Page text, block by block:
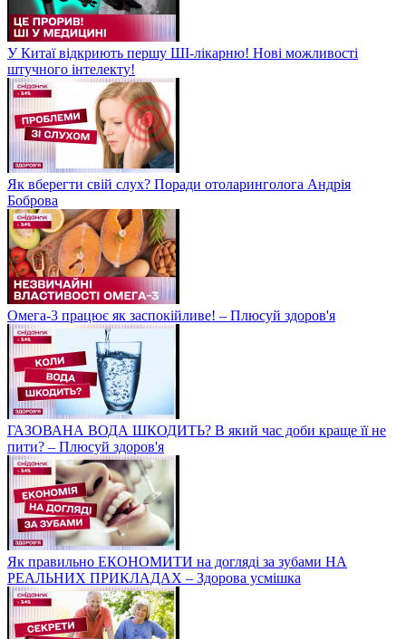
У Китаї відкриють першу ШІ-лікарню! Нові можливості
штучного інтелекту!
Як вберегти свій слух? Поради отоларинголога Андрія
Боброва
Омега-3 працює як заспокійливе! – Плюсуй здоров'я
ГАЗОВАНА ВОДА ШКОДИТЬ? В який час доби краще її не
пити? – Плюсуй здоров'я
Як правильно ЕКОНОМИТИ на догляді за зубами НА
РЕАЛЬНИХ ПРИКЛАДАХ – Здорова усмішка